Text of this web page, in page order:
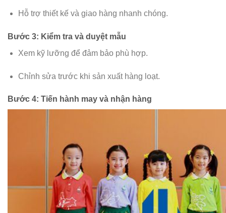
Hỗ trợ thiết kế và giao hàng nhanh chóng.
Bước 3: Kiểm tra và duyệt mẫu
Xem kỹ lưỡng để đảm bảo phù hợp.
Chỉnh sửa trước khi sản xuất hàng loạt.
Bước 4: Tiến hành may và nhận hàng